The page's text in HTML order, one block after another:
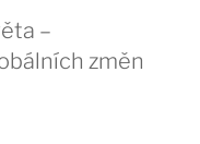
–
změn